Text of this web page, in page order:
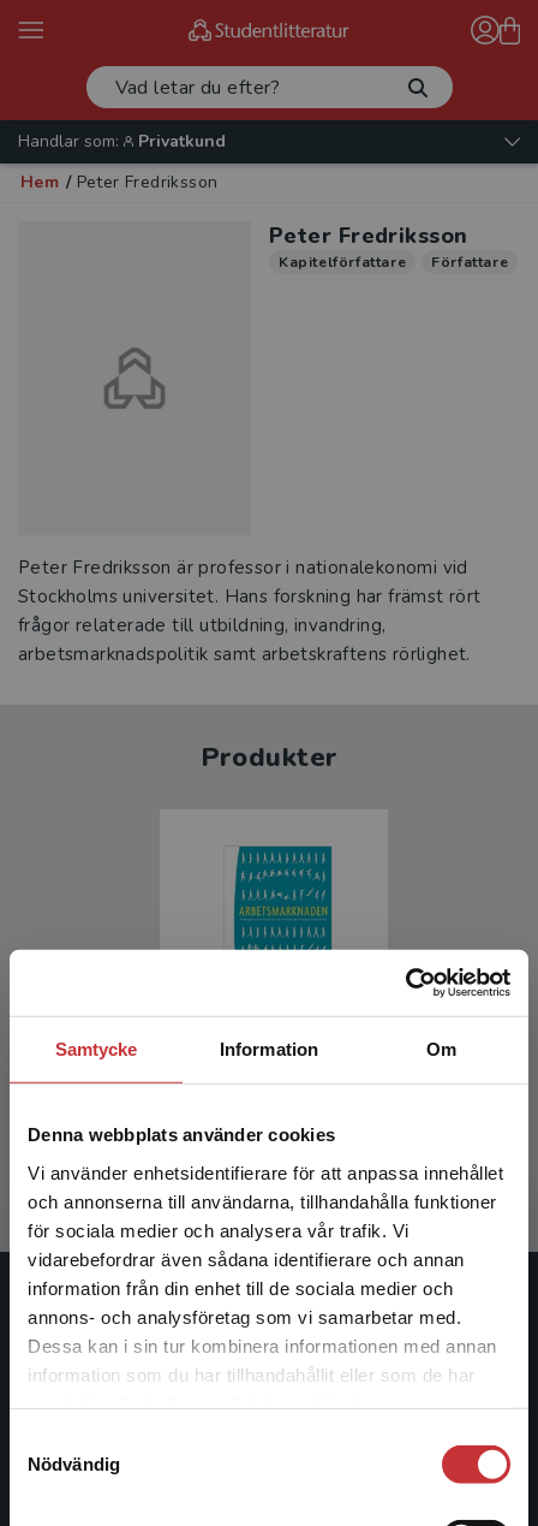
Samtycke Information Om
Denna webbplats använder cookies
Vi använder enhetsidentifierare för att anpassa innehållet
och annonserna till användarna, tillhandahålla funktioner
för sociala medier och analysera vår trafik. Vi
vidarebefordrar även sådana identifierare och annan
information från din enhet till de sociala medier och
annons- och analysföretag som vi samarbetar med.
Dessa kan i sin tur kombinera informationen med annan
information som du har tillhandahållit eller som de har
Nödvändig
Begränsad fraktregion
Det verkar som att du besöker
studentlitteratur.se via en enhet utanför Sverige.
Vi erbjuder inte leveranser utanför Sverige. För
att kunna slutföra ett köp måste
Handlar som:
Privatkund
Hem / Peter Fredriksson
Peter Fredriksson
Kapitelförfattare Författare
Peter Fredriksson är professor i nationalekonomi vid
Stockholms universitet. Hans forskning har främst rört
frågor relaterade till utbildning, invandring,
arbetsmarknadspolitik samt arbetskraftens rörlighet.
Produkter
Arbetsmarknaden
311 krinkl. moms
Exkl. moms: 293 kr
Studentlitteratur
Studentlitteratur grundades 1963 och är idag Sveriges
informationstjänster i utbudet, finns Studentlitteratur med